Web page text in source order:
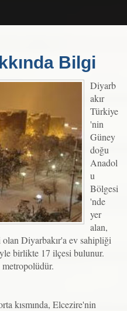
Bilgi
Diyarb
akır
Türkiye
'nin
Güney
doğu
Anadol
u
Bölgesi
'nde
yer
alan,
Diyarbakır'a ev sahipliği
birlikte 17 ilçesi bulunur.
kısmında, Elcezire'nin